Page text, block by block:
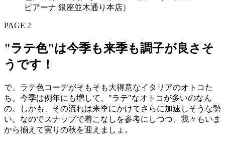
ピアーナ 銀座並木通り本店）
PAGE 2
"ラテ色"は今季も来季も調子が良さそ
うです！
で、ラテ色コーデがそもそも大得意なイタリアのオトコた
ち。今季は例年にも増して、"ラテ"なオトコが多いのなん
の。しかも、その流れは来季にかけてさらに加速しそうな勢
い。なのでスナップで着こなしを参考にしつつ、我々もいま
から揃えて実りの秋を迎えましょ。